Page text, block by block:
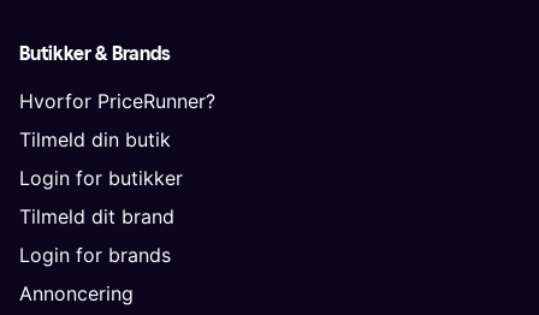
Butikker & Brands
Hvorfor PriceRunner?
Tilmeld din butik
Login for butikker
Tilmeld dit brand
Login for brands
Annoncering